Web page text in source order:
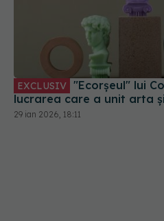
EXCLUSIV
lucrarea care a unit arta
29 ian 2026, 18:11